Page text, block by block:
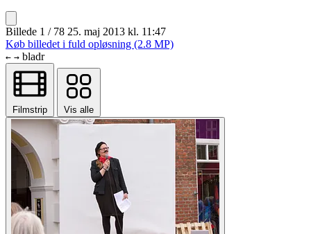
Billede 1 / 78 25. maj 2013 kl. 11:47
Køb billedet i fuld opløsning (2.8 MP)
← → bladr
Filmstrip Vis alle